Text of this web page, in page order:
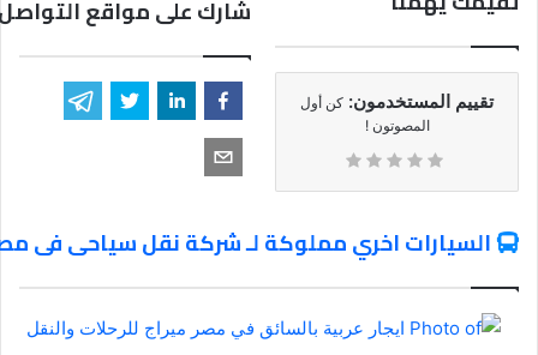
تقييم المستخدمون: كن أول
المصوتون !
شارك على مواقع
السيارات اخري مملوكة لـ شركة نقل سياحى فى مصر